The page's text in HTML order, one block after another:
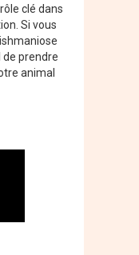
clé dans
Si vous
prendre
animal